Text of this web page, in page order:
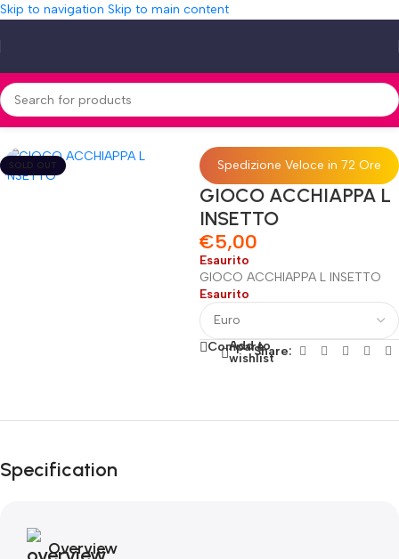
Skip to navigation Skip to main content
Home»Shop»GIOCO ACCHIAPPA L INSETTO
SOLD OUT Spedizione Veloce in 72 Ore
GIOCO ACCHIAPPA L
INSETTO
€5,00
Esaurito
GIOCO ACCHIAPPA L INSETTO
Esaurito
Compare
Add to
wishlistShare:
Fino al 12 Ottobre...
Autunno!
Specification
Overview